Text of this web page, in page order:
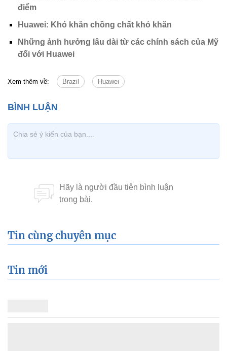
điểm
Huawei: Khó khăn chồng chất khó khăn
Những ảnh hưởng lâu dài từ các chính sách của Mỹ
đối với Huawei
Xem thêm về: Brazil Huawei
Tin cùng chuyên mục
Tin mới